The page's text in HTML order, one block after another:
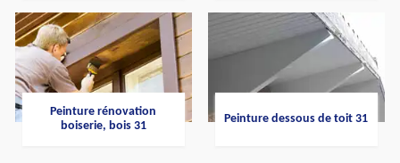
Peinture rénovation
boiserie, bois 31
Peinture dessous de toit 31